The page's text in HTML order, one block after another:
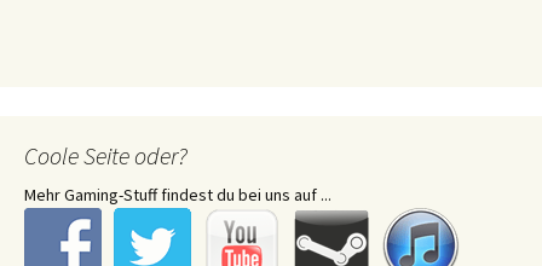
Coole Seite oder?
Mehr Gaming-Stuff findest du bei uns auf ...